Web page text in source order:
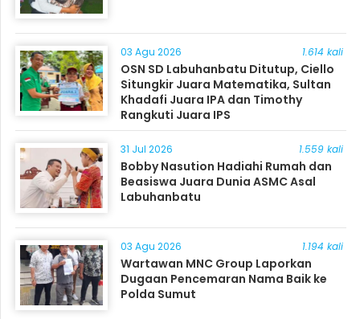
03 Agu 2026 1.614 kali
OSN SD Labuhanbatu Ditutup, Ciello
Situngkir Juara Matematika, Sultan
Khadafi Juara IPA dan Timothy
Rangkuti Juara IPS
31 Jul 2026 1.559 kali
Bobby Nasution Hadiahi Rumah dan
Beasiswa Juara Dunia ASMC Asal
Labuhanbatu
03 Agu 2026 1.194 kali
Wartawan MNC Group Laporkan
Dugaan Pencemaran Nama Baik ke
Polda Sumut